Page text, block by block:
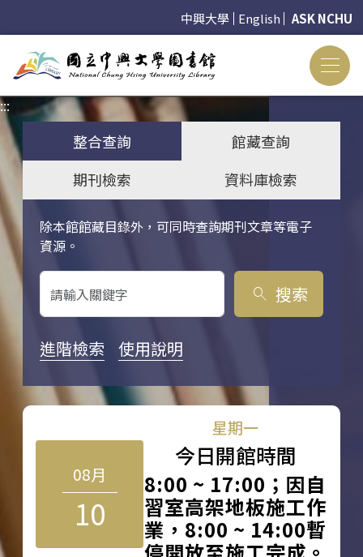
中興大學 English ASK NCHU
:::
整合查詢
館藏查詢
期刊檢索
資料庫檢索
除本館館藏目錄外，可同時查詢期刊文章等電子
資源。
關鍵字搜尋
search 搜索
進階檢索 使用說明
08月
10
星期一
今日開館時間
8:00 ~ 17:00；因自
習室高架地板施工作
業，8:00 ~ 14:00暫